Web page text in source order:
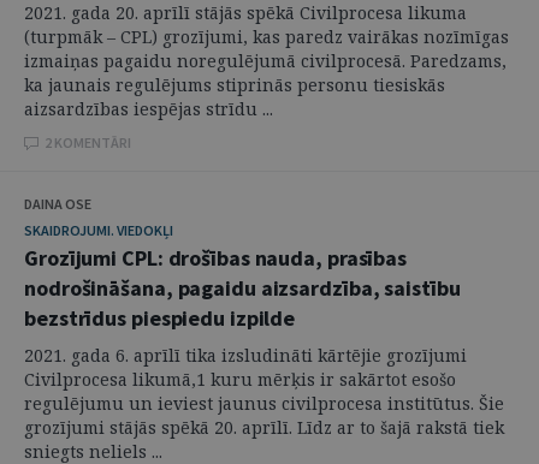
2021. gada 20. aprīlī stājās spēkā Civilprocesa likuma
(turpmāk – CPL) grozījumi, kas paredz vairākas nozīmīgas
izmaiņas pagaidu noregulējumā civilprocesā. Paredzams,
ka jaunais regulējums stiprinās personu tiesiskās
aizsardzības iespējas strīdu ...
2 KOMENTĀRI
DAINA OSE
SKAIDROJUMI. VIEDOKĻI
Grozījumi CPL: drošības nauda, prasības
nodrošināšana, pagaidu aizsardzība, saistību
bezstrīdus piespiedu izpilde
2021. gada 6. aprīlī tika izsludināti kārtējie grozījumi
Civilprocesa likumā,1 kuru mērķis ir sakārtot esošo
regulējumu un ieviest jaunus civilprocesa institūtus. Šie
grozījumi stājās spēkā 20. aprīlī. Līdz ar to šajā rakstā tiek
sniegts neliels ...